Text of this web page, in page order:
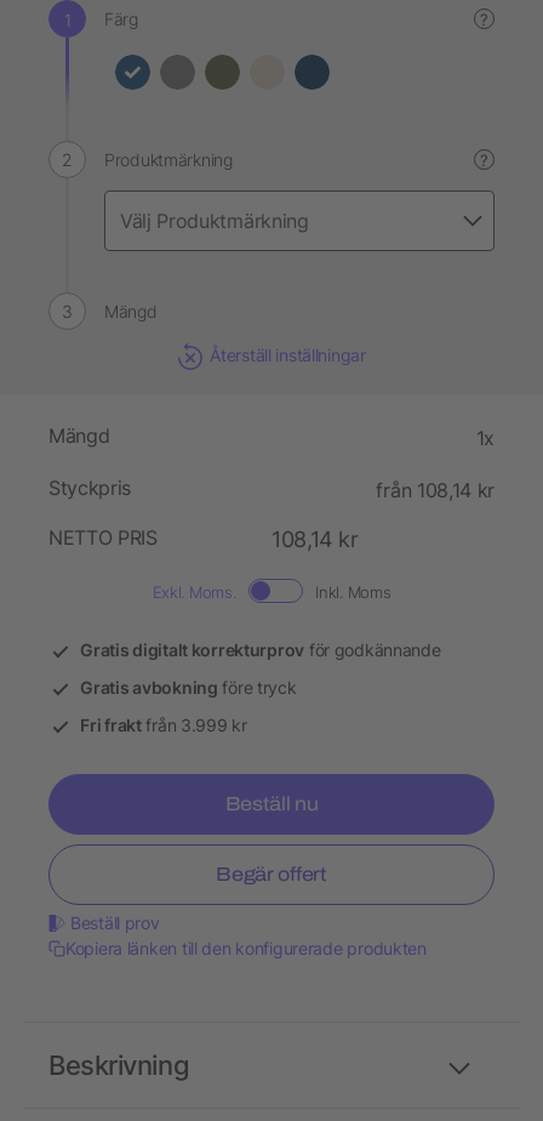
Färg ?
Produktmärkning ?
Mängd
Återställ inställningar
Mängd 1x
Styckpris
från 108,14 kr
NETTO PRIS
108,14 kr
Exkl. Moms. Inkl. Moms
Gratis digitalt korrekturprov för godkännande
Gratis avbokning före tryck
Fri fraktfrån 3.999 kr
Beställ nu
Begär offert
Beställ prov
Kopiera länken till den konfigurerade produkten
Beskrivning